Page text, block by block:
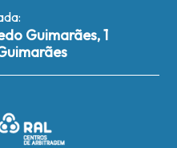
Guimarães, 1